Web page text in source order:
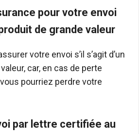
pour votre envoi
produit de grande valeur
votre envoi s’il s’agit d’un
car, en cas de perte
pourriez perdre votre
par lettre certifiée au